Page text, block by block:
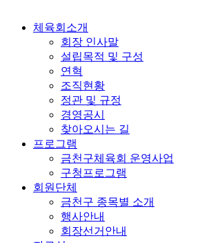
체육회소개
회장 인사말
설립목적 및 구성
연혁
조직현황
정관 및 규정
경영공시
찾아오시는 길
프로그램
금천구체육회 운영사업
구청프로그램
회원단체
금천구 종목별 소개
행사안내
회장선거안내